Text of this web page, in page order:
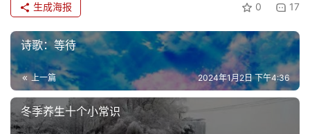
0 17
生成海报
诗歌：等待
上一篇 2024年1月2日 下午4:36
冬季养生十个小常识